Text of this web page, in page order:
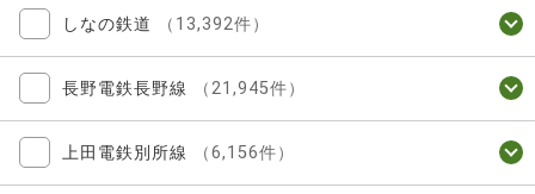
しなの鉄道 （13,392件）
長野電鉄長野線 （21,945件）
上田電鉄別所線 （6,156件）